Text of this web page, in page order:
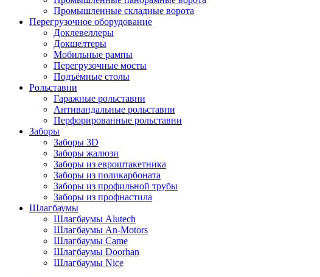
Промышленные складные ворота
Перегрузочное оборудование
Доклевеллеры
Докшелтеры
Мобильные рампы
Перегрузочные мосты
Подъёмные столы
Рольставни
Гаражные рольставни
Антивандальные рольставни
Перфорированные рольставни
Заборы
Заборы 3D
Заборы жалюзи
Заборы из евроштакетника
Заборы из поликарбоната
Заборы из профильной трубы
Заборы из профнастила
Шлагбаумы
Шлагбаумы Alutech
Шлагбаумы An-Motors
Шлагбаумы Came
Шлагбаумы Doorhan
Шлагбаумы Nice